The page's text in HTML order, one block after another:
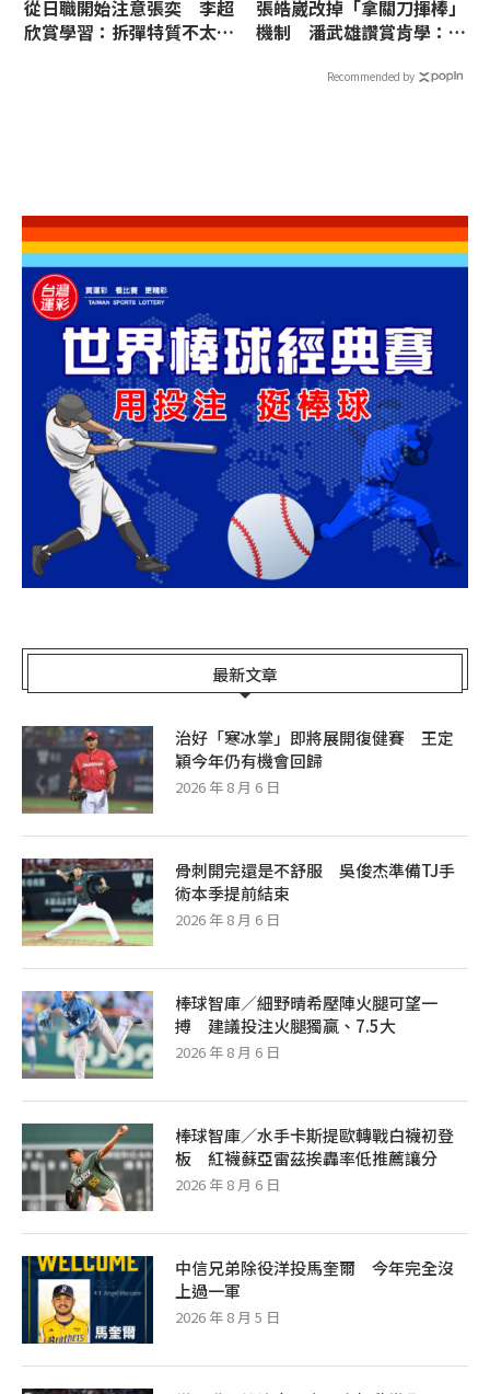
從日職開始注意張奕 李超
欣賞學習：拆彈特質不太一
張皓崴改掉「拿關刀揮棒」
機制 潘武雄讚賞肯學：開
Recommended by
最新文章
治好「寒冰掌」即將展開復健賽 王定
穎今年仍有機會回歸
2026 年 8 月 6 日
骨刺開完還是不舒服 吳俊杰準備TJ手
術本季提前結束
2026 年 8 月 6 日
棒球智庫／細野晴希壓陣火腿可望一
搏 建議投注火腿獨贏、7.5大
2026 年 8 月 6 日
棒球智庫／水手卡斯提歐轉戰白襪初登
板 紅襪蘇亞雷茲挨轟率低推薦讓分
2026 年 8 月 6 日
中信兄弟除役洋投馬奎爾 今年完全沒
上過一軍
2026 年 8 月 5 日